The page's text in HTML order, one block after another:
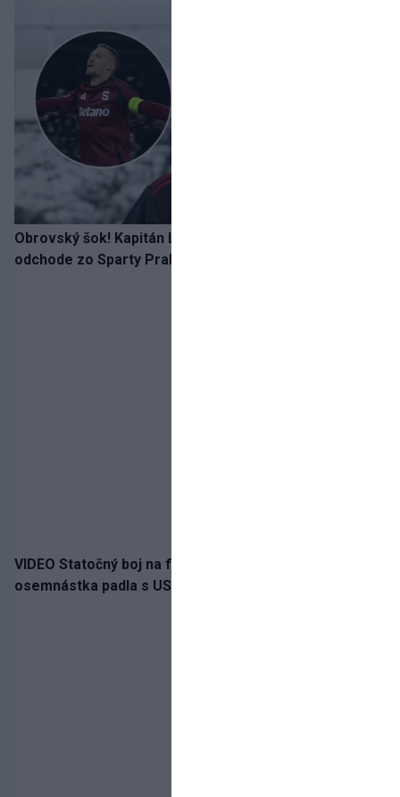
Obrovský šok! Kapitán Lukáš Haraslín je údajne na
odchode zo Sparty Praha
VIDEO Statočný boj na finále nestačil: Slovenská
osemnástka padla s USA a zabojuje o bronz